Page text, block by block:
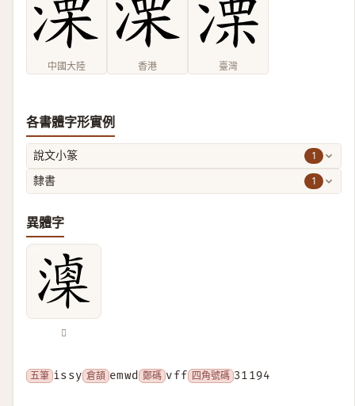
中國大陸 香港 臺灣
各書體字形實例
說文小篆 1
隸書 1
異體字
𣿚
五筆 issy 倉頡 emwd 鄭碼 vff 四角號碼 31194